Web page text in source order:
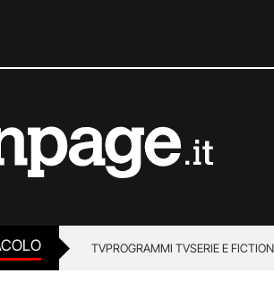
TVPROGRAMMI TVSERIE E FICTION